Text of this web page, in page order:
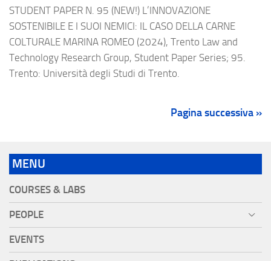
STUDENT PAPER N. 95 (NEW!) L’INNOVAZIONE
SOSTENIBILE E I SUOI NEMICI: IL CASO DELLA CARNE
COLTURALE MARINA ROMEO (2024), Trento Law and
Technology Research Group, Student Paper Series; 95.
Trento: Università degli Studi di Trento.
Pagina successiva »
MENU
COURSES & LABS
PEOPLE
EVENTS